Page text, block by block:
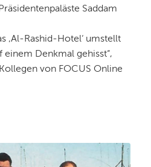
Saddam
‚Al-Rashid-Hotel‘ umstellt
einem Denkmal gehisst“,
von FOCUS Online